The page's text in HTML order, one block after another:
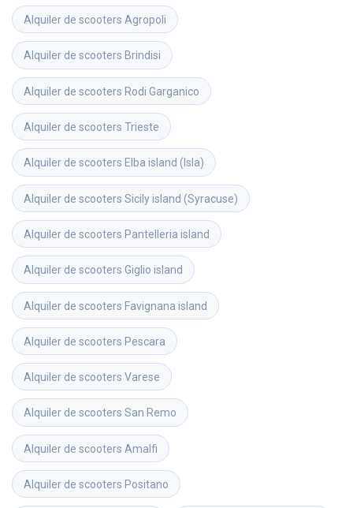
Alquiler de scooters Agropoli
Alquiler de scooters Brindisi
Alquiler de scooters Rodi Garganico
Alquiler de scooters Trieste
Alquiler de scooters Elba island (Isla)
Alquiler de scooters Sicily island (Syracuse)
Alquiler de scooters Pantelleria island
Alquiler de scooters Giglio island
Alquiler de scooters Favignana island
Alquiler de scooters Pescara
Alquiler de scooters Varese
Alquiler de scooters San Remo
Alquiler de scooters Amalfi
Alquiler de scooters Positano